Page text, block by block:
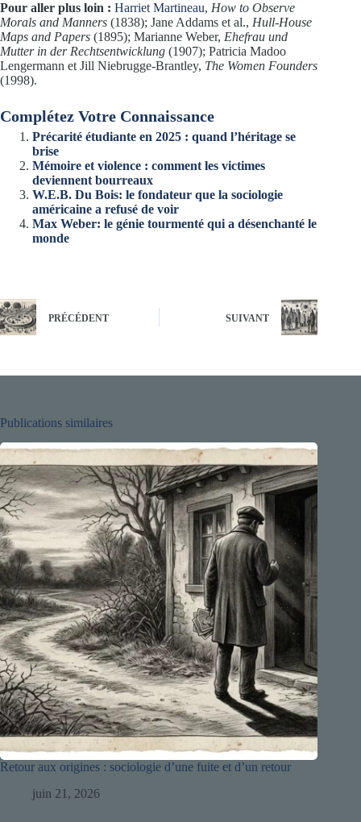
Pour aller plus loin : Harriet Martineau, How to Observe
Morals and Manners (1838); Jane Addams et al., Hull-House
Maps and Papers (1895); Marianne Weber, Ehefrau und
Mutter in der Rechtsentwicklung (1907); Patricia Madoo
Lengermann et Jill Niebrugge-Brantley, The Women Founders
(1998).
Complétez Votre Connaissance
Précarité étudiante en 2025 : quand l’héritage se
brise
Mémoire et violence : comment les victimes
deviennent bourreaux
W.E.B. Du Bois: le fondateur que la sociologie
américaine a refusé de voir
Max Weber: le génie tourmenté qui a désenchanté le
monde
PRÉCÉDENT SUIVANT
Publications similaires
Retour aux origines : sociologie d’une fuite et d’un retour
juin 21, 2026